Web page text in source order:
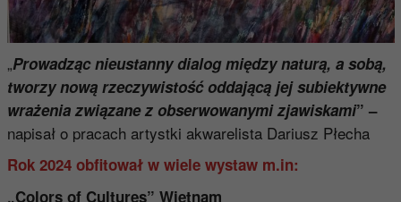
„Prowadząc nieustanny dialog między naturą, a sobą,
tworzy nową rzeczywistość oddającą jej subiektywne
wrażenia związane z obserwowanymi zjawiskami” –
napisał o pracach artystki akwarelista Dariusz Płecha
Rok 2024 obfitował w wiele wystaw m.in:
„Colors of Cultures” Wietnam